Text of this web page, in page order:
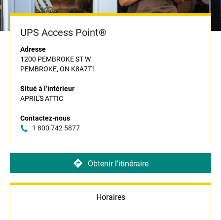
UPS Access Point®
Adresse
1200 PEMBROKE ST W
PEMBROKE, ON K8A7T1
Situé à l’intérieur
APRIL'S ATTIC
Contactez-nous
1 800 742 5877
Obtenir l’itinéraire
Horaires